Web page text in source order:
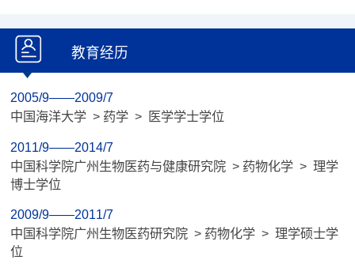
教育经历
2005/9——2009/7
中国海洋大学 > 药学 > 医学学士学位
2011/9——2014/7
中国科学院广州生物医药与健康研究院 > 药物化学 > 理学
博士学位
2009/9——2011/7
中国科学院广州生物医药研究院 > 药物化学 > 理学硕士学
位